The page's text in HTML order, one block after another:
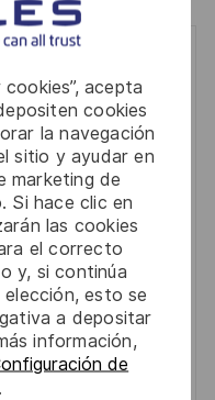
acepta
cookies
la navegación
sitio y ayudar en
marketing de
Si hace clic en
las cookies
el correcto
y, si continúa
esto se
a depositar
información,
de
.
procesamiento de